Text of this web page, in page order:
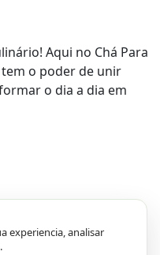
Aqui no Chá Para
o poder de unir
o dia a dia em
experiencia, analisar